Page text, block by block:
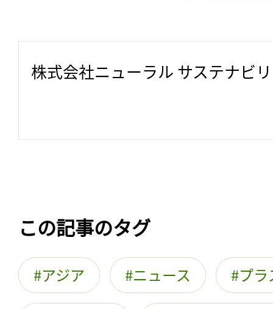
株式会社ニューラル サステナビ
この記事のタグ
アジア ニュース プ